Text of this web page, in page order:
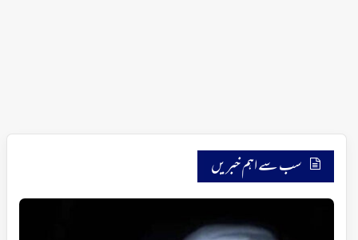
سب سے اہم خبریں